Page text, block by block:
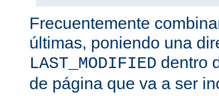
Frecuentemente
últimas, poniendo una
LAST_MODIFIED dentro
de página que va a ser